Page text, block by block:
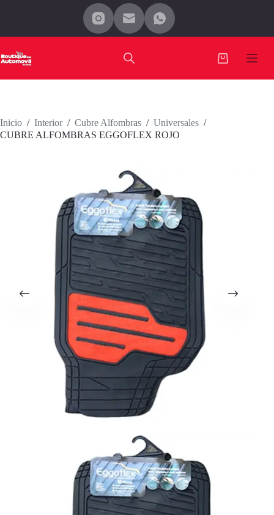
Carro
Inicio / Interior / Cubre Alfombras / Universales /
CUBRE ALFOMBRAS EGGOFLEX ROJO